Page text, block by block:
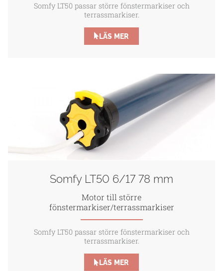
Somfy LT50 passar större fönstermarkiser och
terrassmarkiser.
LÄS MER
Somfy LT50 6/17 78 mm
Motor till större
fönstermarkiser/terrassmarkiser
Somfy LT50 passar större fönstermarkiser och
terrassmarkiser.
LÄS MER